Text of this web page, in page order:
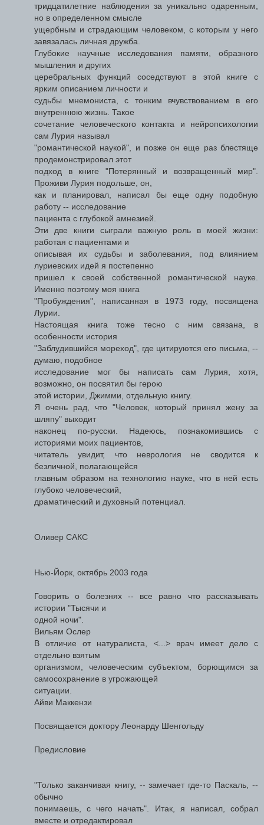
тридцатилетние наблюдения за уникально одаренным,
но в определенном смысле
ущербным и страдающим человеком, с которым у него
завязалась личная дружба.
Глубокие научные исследования памяти, образного
мышления и других
церебральных функций соседствуют в этой книге с
ярким описанием личности и
судьбы мнемониста, с тонким вчувствованием в его
внутреннюю жизнь. Такое
сочетание человеческого контакта и нейропсихологии
сам Лурия называл
"романтической наукой", и позже он еще раз блестяще
продемонстрировал этот
подход в книге "Потерянный и возвращенный мир".
Проживи Лурия подольше, он,
как и планировал, написал бы еще одну подобную
работу -- исследование
пациента с глубокой амнезией.
Эти две книги сыграли важную роль в моей жизни:
работая с пациентами и
описывая их судьбы и заболевания, под влиянием
луриевских идей я постепенно
пришел к своей собственной романтической науке.
Именно поэтому моя книга
"Пробуждения", написанная в 1973 году, посвящена
Лурии.
Настоящая книга тоже тесно с ним связана, в
особенности история
"Заблудившийся мореход", где цитируются его письма, --
думаю, подобное
исследование мог бы написать сам Лурия, хотя,
возможно, он посвятил бы герою
этой истории, Джимми, отдельную книгу.
Я очень рад, что "Человек, который принял жену за
шляпу" выходит
наконец по-русски. Надеюсь, познакомившись с
историями моих пациентов,
читатель увидит, что неврология не сводится к
безличной, полагающейся
главным образом на технологию науке, что в ней есть
глубоко человеческий,
драматический и духовный потенциал.
Оливер САКС
Нью-Йорк, октябрь 2003 года
Говорить о болезнях -- все равно что рассказывать
истории "Тысячи и
одной ночи".
Вильям Ослер
В отличие от натуралиста, <...> врач имеет дело с
отдельно взятым
организмом, человеческим субъектом, борющимся за
самосохранение в угрожающей
ситуации.
Айви Маккензи
Посвящается доктору Леонарду Шенгольду
Предисловие
"Только заканчивая книгу, -- замечает где-то Паскаль, --
обычно
понимаешь, с чего начать". Итак, я написал, собрал
вместе и отредактировал